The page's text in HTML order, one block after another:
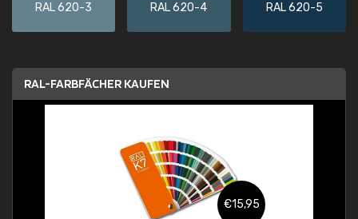
RAL 620-3 RAL 620-4 RAL 620-5
RAL-FARBFÄCHER KAUFEN
€15,95